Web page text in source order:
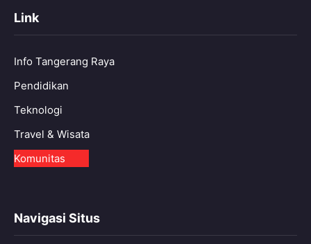
Link
Info Tangerang Raya
Pendidikan
Teknologi
Travel & Wisata
Komunitas
Navigasi Situs